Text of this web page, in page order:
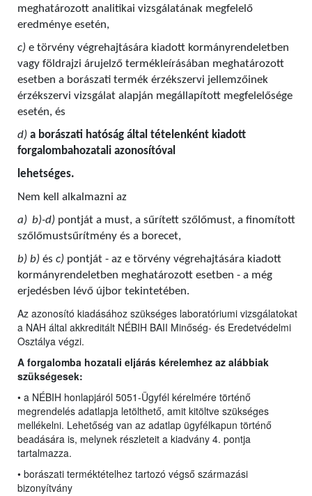
meghatározott analitikai vizsgálatának megfelelő
eredménye esetén,
c) e törvény végrehajtására kiadott kormányrendeletben
vagy földrajzi árujelző termékleírásában meghatározott
esetben a borászati termék érzékszervi jellemzőinek
érzékszervi vizsgálat alapján megállapított megfelelősége
esetén, és
d) a borászati hatóság által tételenként kiadott
forgalombahozatali azonosítóval
lehetséges.
Nem kell alkalmazni az
a) b)-d) pontját a must, a sűrített szőlőmust, a finomított
szőlőmustsűrítmény és a borecet,
b) b) és c) pontját - az e törvény végrehajtására kiadott
kormányrendeletben meghatározott esetben - a még
erjedésben lévő újbor tekintetében.
Az azonosító kiadásához szükséges laboratóriumi vizsgálatokat
a NAH által akkreditált NÉBIH BAII Minőség- és Eredetvédelmi
Osztálya végzi.
A forgalomba hozatali eljárás kérelemhez az alábbiak
szükségesek:
• a NÉBIH honlapjáról 5051-Ügyfél kérelmére történő
megrendelés adatlapja letölthető, amit kitöltve szükséges
mellékelni. Lehetőség van az adatlap ügyfélkapun történő
beadására is, melynek részleteit a kiadvány 4. pontja
tartalmazza.
• borászati terméktételhez tartozó végső származási
bizonyítvány